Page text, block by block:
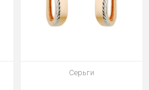
Серьги